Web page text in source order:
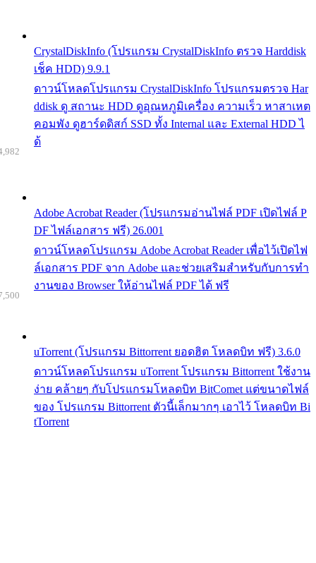
CrystalDiskInfo (โปรแกรม CrystalDiskInfo ตรวจ Harddisk
เช็ค HDD) 9.9.1
ดาวน์โหลดโปรแกรม CrystalDiskInfo โปรแกรมตรวจ Har
ddisk ดู สถานะ HDD ดูอุณหภูมิเครื่อง ความเร็ว หาสาเหต
คอมพัง ดูฮาร์ดดิสก์ SSD ทั้ง Internal และ External HDD ไ
ด้
Adobe Acrobat Reader (โปรแกรมอ่านไฟล์ PDF เปิดไฟล์ P
DF ไฟล์เอกสาร ฟรี) 26.001
ดาวน์โหลดโปรแกรม Adobe Acrobat Reader เพื่อไว้เปิดไฟ
ล์เอกสาร PDF จาก Adobe และช่วยเสริมสำหรับกับการทำ
งานของ Browser ให้อ่านไฟล์ PDF ได้ ฟรี
uTorrent (โปรแกรม Bittorrent ยอดฮิต โหลดบิท ฟรี) 3.6.0
ดาวน์โหลดโปรแกรม uTorrent โปรแกรม Bittorrent ใช้งาน
ง่าย คล้ายๆ กับโปรแกรมโหลดบิท BitComet แต่ขนาดไฟล์
ของ โปรแกรม Bittorrent ตัวนี้เล็กมากๆ เอาไว้ โหลดบิท Bi
tTorrent